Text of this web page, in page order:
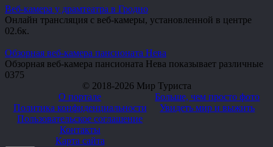
Веб-камера у драмтеатра в Гродно
Онлайн трансляция с веб-камеры, установленной в центре
02.6к.
Обзорная веб-камера пансионата Нева
Обзорная веб-камера пансионата Нева показывает различные
0375
© 2018-2026 Мир Туриста
О портале
Политика конфиденциальности
Пользовательское соглашение
Контакты
Карта сайта
Больше, чем просто фото
Увидеть мир и выжить